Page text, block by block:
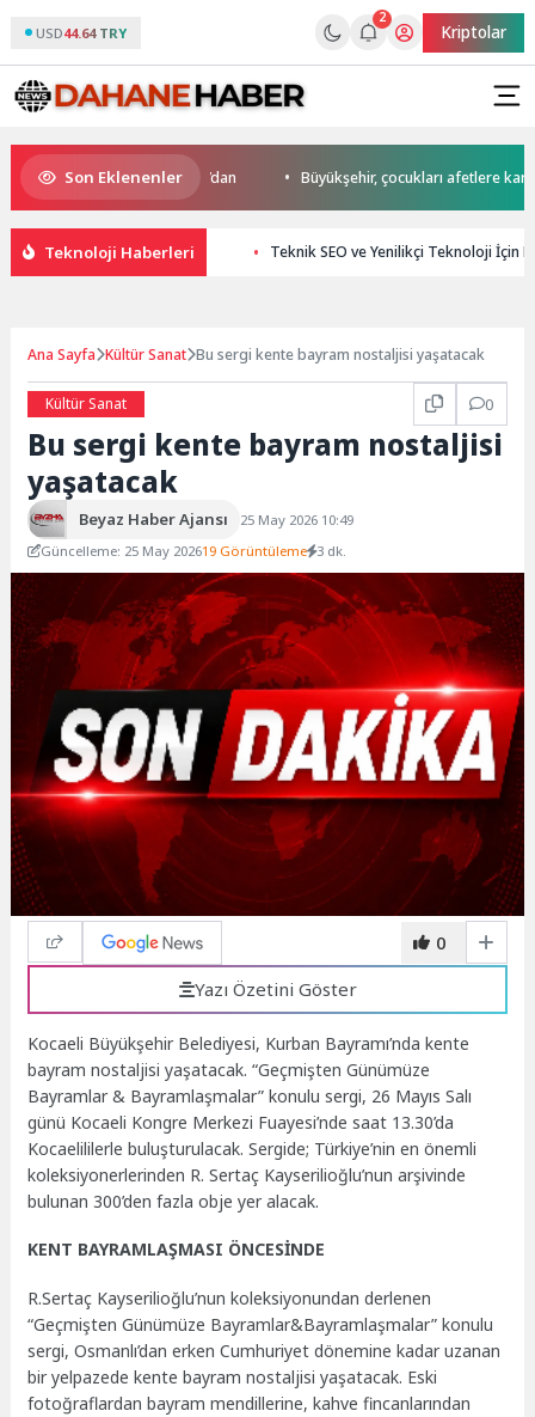
USD44.64 TRY
2
Kriptolar
Son Eklenenler
start Başkan Büyükakın’dan Büyükşehir, çocukları afetlere karşı
Teknoloji Haberleri Teknik SEO ve Yenilikçi Teknoloji İçin
Ana Sayfa Kültür Sanat Bu sergi kente bayram nostaljisi yaşatacak
Kültür Sanat 0
Bu sergi kente bayram nostaljisi
yaşatacak
Beyaz Haber Ajansı
25 May 2026 10:49
Güncelleme: 25 May 202619 Görüntüleme 3 dk.
0
Yazı Özetini Göster
Kocaeli Büyükşehir Belediyesi, Kurban Bayramı’nda kente
bayram nostaljisi yaşatacak. “Geçmişten Günümüze
Bayramlar & Bayramlaşmalar” konulu sergi, 26 Mayıs Salı
günü Kocaeli Kongre Merkezi Fuayesi’nde saat 13.30’da
Kocaelililerle buluşturulacak. Sergide; Türkiye’nin en önemli
koleksiyonerlerinden R. Sertaç Kayserilioğlu’nun arşivinde
bulunan 300’den fazla obje yer alacak.
KENT BAYRAMLAŞMASI ÖNCESİNDE
R.Sertaç Kayserilioğlu’nun koleksiyonundan derlenen
“Geçmişten Günümüze Bayramlar&Bayramlaşmalar” konulu
sergi, Osmanlı’dan erken Cumhuriyet dönemine kadar uzanan
bir yelpazede kente bayram nostaljisi yaşatacak. Eski
fotoğraflardan bayram mendillerine, kahve fincanlarından